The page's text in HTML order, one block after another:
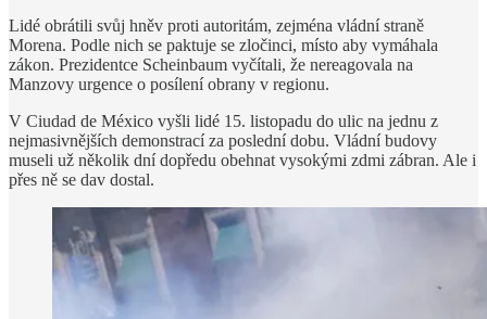
Lidé obrátili svůj hněv proti autoritám, zejména vládní straně
Morena. Podle nich se paktuje se zločinci, místo aby vymáhala
zákon. Prezidentce Scheinbaum vyčítali, že nereagovala na
Manzovy urgence o posílení obrany v regionu.
V Ciudad de México vyšli lidé 15. listopadu do ulic na jednu z
nejmasivnějších demonstrací za poslední dobu. Vládní budovy
museli už několik dní dopředu obehnat vysokými zdmi zábran. Ale i
přes ně se dav dostal.